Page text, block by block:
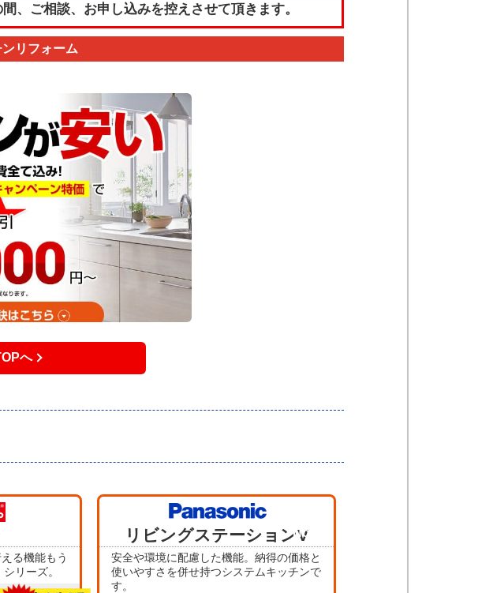
、ご相談、お申し込みを控えさせて頂きます。
リフォーム
へ
る機能もう
リーズ。
リビングステーションV
安全や環境に配慮した機能。納得の価格と
使いやすさを併せ持つシステムキッチンで
す。
No.3